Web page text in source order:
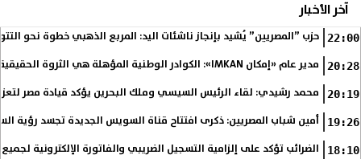
آخر الأخبار
22:00 حزب ”المصريين” يُشيد بإنجاز ناشئات اليد: المربع الذهبي خطوة نحو
20:28 مدير عام «إمكان IMKAN»: الكوادر الوطنية المؤهلة هي الثروة الحقيقية لمستقبل التنمية في مصر
20:19 محمد رشيدي: لقاء الرئيس السيسي وملك البحرين يؤكد قيادة مصر
19:26 أمين شباب المصريين: ذكرى افتتاح قناة السويس الجديدة تجسد رؤية
18:10 الضرائب تؤكد على إلزامية التسجيل الضريبي والفاتورة الإلكترونية